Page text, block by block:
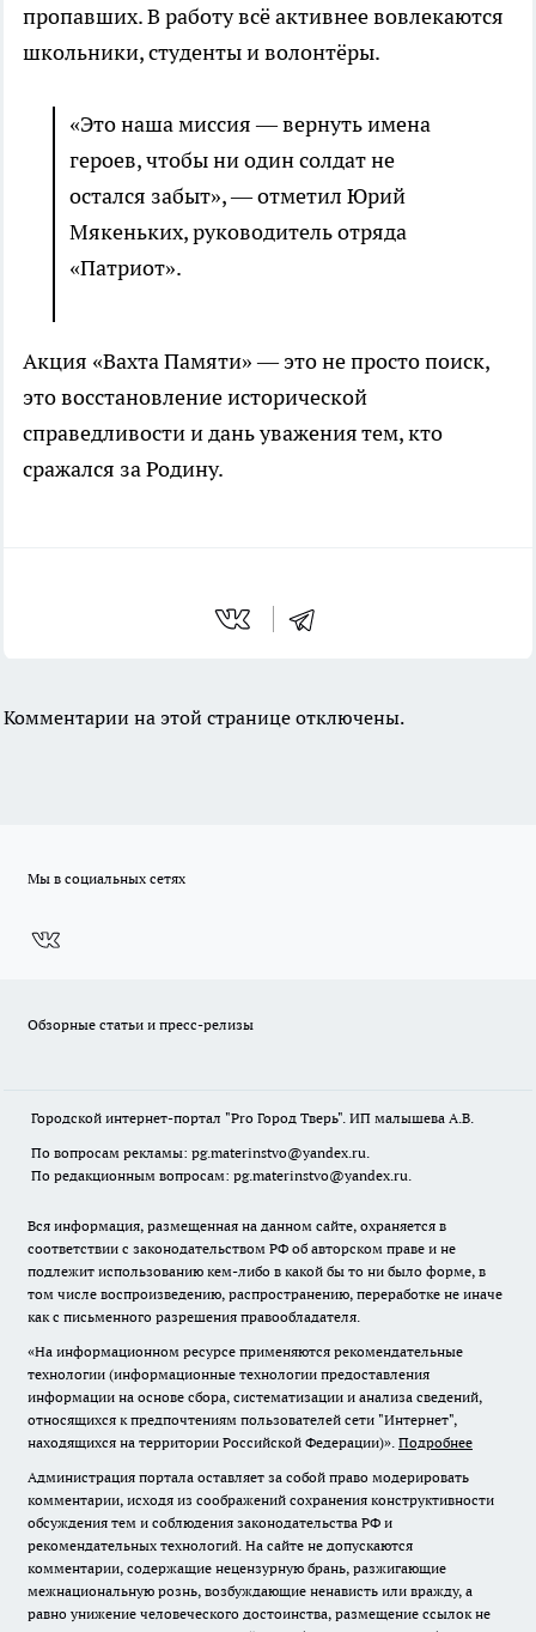
пропавших. В работу всё активнее вовлекаются
школьники, студенты и волонтёры.
«Это наша миссия — вернуть имена
героев, чтобы ни один солдат не
остался забыт», — отметил Юрий
Мякеньких, руководитель отряда
«Патриот».
Акция «Вахта Памяти» — это не просто поиск,
это восстановление исторической
справедливости и дань уважения тем, кто
сражался за Родину.
Комментарии на этой странице отключены.
Мы в социальных сетях
Обзорные статьи и пресс-релизы
Городской интернет-портал "Pro Город Тверь". ИП малышева А.В.
По вопросам рекламы: pg.materinstvo@yandex.ru.
По редакционным вопросам: pg.materinstvo@yandex.ru.
Вся информация, размещенная на данном сайте, охраняется в
соответствии с законодательством РФ об авторском праве и не
подлежит использованию кем-либо в какой бы то ни было форме, в
том числе воспроизведению, распространению, переработке не иначе
как с письменного разрешения правообладателя.
«На информационном ресурсе применяются рекомендательные
технологии (информационные технологии предоставления
информации на основе сбора, систематизации и анализа сведений,
относящихся к предпочтениям пользователей сети "Интернет",
находящихся на территории Российской Федерации)». Подробнее
Администрация портала оставляет за собой право модерировать
комментарии, исходя из соображений сохранения конструктивности
обсуждения тем и соблюдения законодательства РФ и
рекомендательных технологий. На сайте не допускаются
комментарии, содержащие нецензурную брань, разжигающие
межнациональную рознь, возбуждающие ненависть или вражду, а
равно унижение человеческого достоинства, размещение ссылок не